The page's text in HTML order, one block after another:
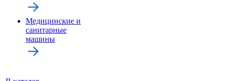
Медицинские и
санитарные
машины